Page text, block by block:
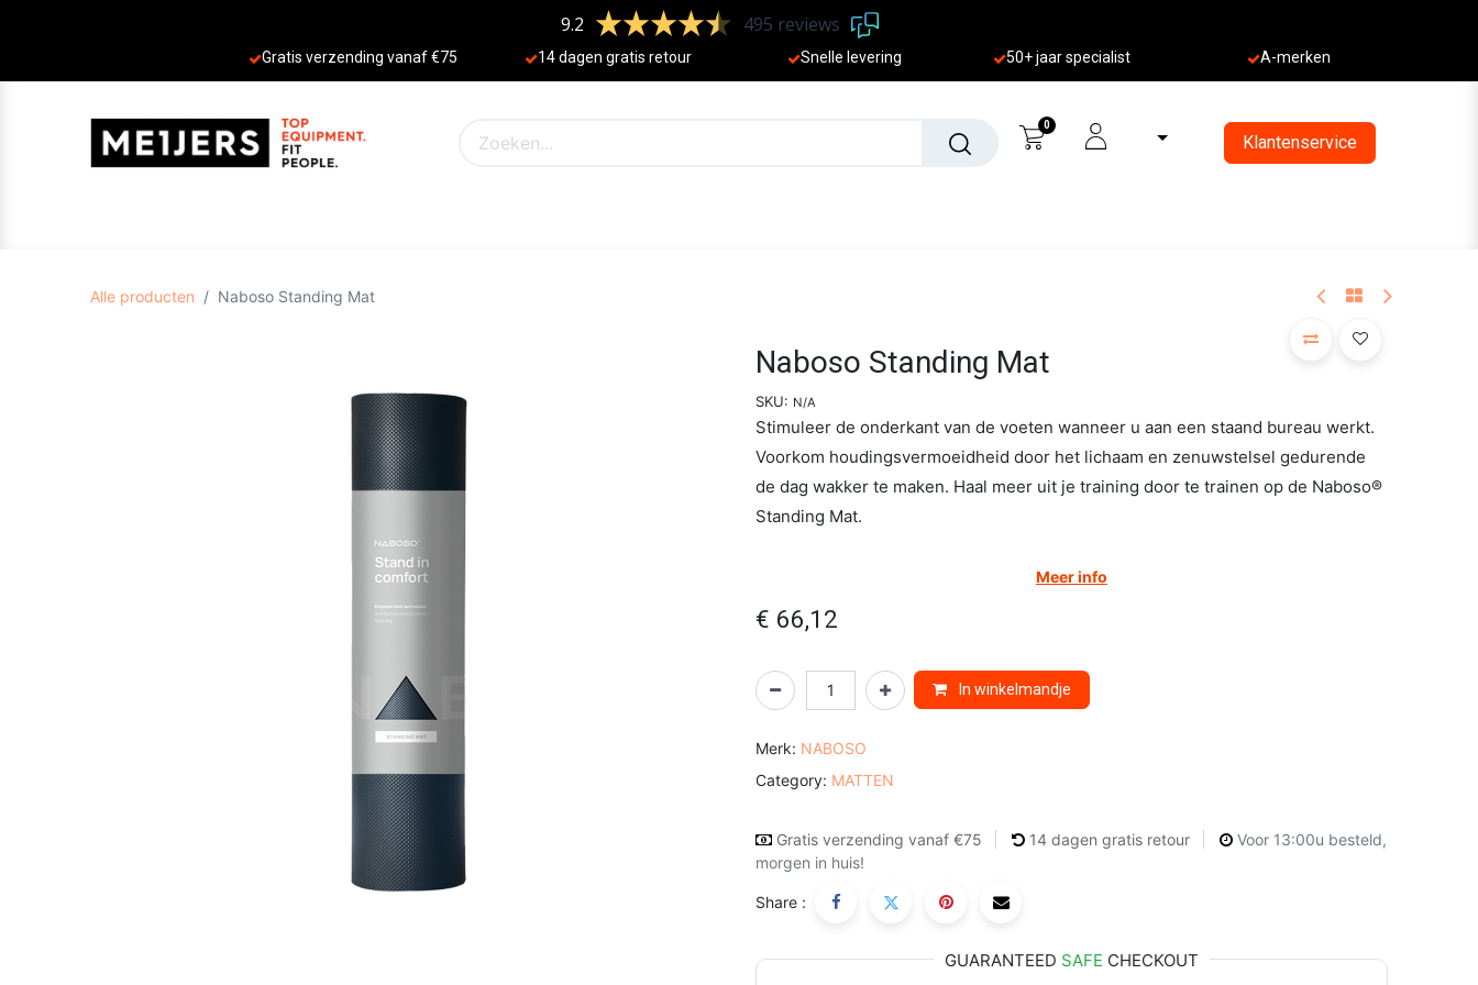
9.2 495 reviews
Gratis verzending vanaf €75 14 dagen gratis retour Sne lle levering 50+ jaar specialist A-merken
0
Klantenservice
Alle producten Naboso Standing Mat
Naboso Standing Mat
SKU: N/A
Stimuleer de onderkant van de voeten wanneer u aan een staand bureau werkt.
Voorkom houdingsvermoeidheid door het lichaam en zenuwstelsel gedurende
de dag wakker te maken. Haal meer uit je training door te trainen op de Naboso®
Standing Mat.
Meer info
€ 66,12
In winkelmandje
Merk: NABOSO
Category: MATTEN
Gratis verzending vanaf €75 14 dagen gratis retour
Voor 13:00u besteld,
morgen in huis!
Share :
GUARANTEED SAFE CHECKOUT